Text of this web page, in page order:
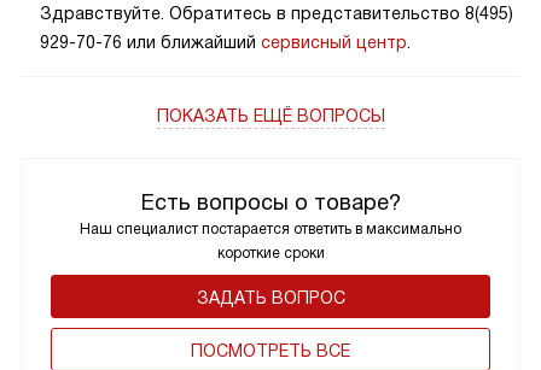
Есть вопросы о товаре?
Наш специалист постарается ответить в максимально
короткие сроки
ЗАДАТЬ ВОПРОС
ПОCМОТРЕТЬ ВСЕ
Здравствуйте. Обратитесь в представительство 8(495)
929-70-76 или ближайший сервисный центр
ПОКАЗАТЬ ЕЩЁ ВОПРОСЫ